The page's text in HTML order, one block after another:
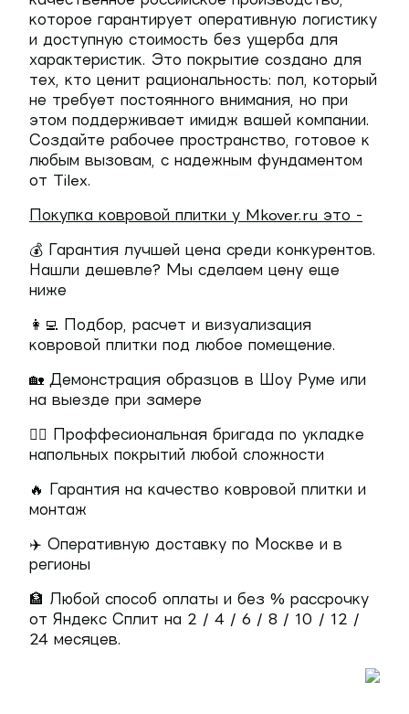
которое гарантирует оперативную логистику
и доступную стоимость без ущерба для
характеристик. Это покрытие создано для
тех, кто ценит рациональность: пол, который
не требует постоянного внимания, но при
этом поддерживает имидж вашей компании.
Создайте рабочее пространство, готовое к
любым вызовам, с надежным фундаментом
от Tilex.
Покупка ковровой плитки у Mkover.ru это -
💰 Гарантия лучшей цена среди конкурентов.
Нашли дешевле? Мы сделаем цену еще
ниже
👩‍💻 Подбор, расчет и визуализация
ковровой плитки под любое помещение.
🏡 Демонстрация образцов в Шоу Руме или
на выезде при замере
👷‍♂️ Проффесиональная бригада по укладке
напольных покрытий любой сложности
🔥 Гарантия на качество ковровой плитки и
монтаж
✈️ Оперативную доставку по Москве и в
регионы
🏦 Любой способ оплаты и без % рассрочку
от Яндекс Сплит на 2 / 4 / 6 / 8 / 10 / 12 /
24 месяцев.